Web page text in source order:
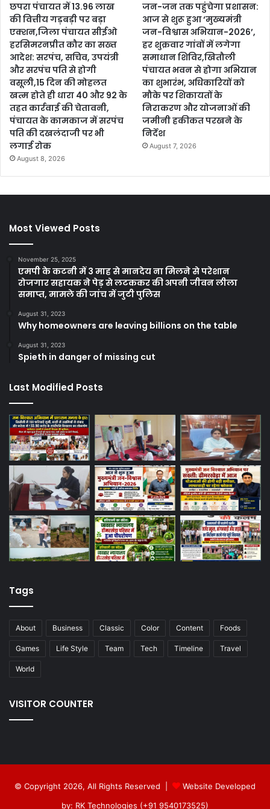
छपरा पंचायत में 13.96 लाख
की वित्तीय गड़बड़ी पर बड़ा
एक्शन,जिला पंचायत सीईओ
हरसिमरनप्रीत कौर का सख्त
आदेश: सरपंच, सचिव, उपयंत्री
और सरपंच पति से होगी
वसूली,15 दिन की मोहलत
खत्म होते ही धारा 40 और 92 के
तहत कार्रवाई की चेतावनी,
पंचायत के कामकाज में सरपंच
पति की दखलंदाजी पर भी
लगाई रोक
August 8, 2026
जन-जन तक पहुंचेगा प्रशासन:
आज से शुरू हुआ ‘मुख्यमंत्री
जन-विश्वास अभियान-2026’,
हर शुक्रवार गांवों में लगेगा
समाधान शिविर,खितौली
पंचायत भवन से होगा अभियान
का शुभारंभ, अधिकारियों को
मौके पर शिकायतों के
निराकरण और योजनाओं की
जमीनी हकीकत परखने के
निर्देश
August 7, 2026
Most Viewed Posts
November 25, 2025
एमपी के कटनी में 3 माह से मानदेय ना मिलने से परेशान
रोजगार सहायक ने पेड़ से लटककर की अपनी जीवन लीला
समाप्त, मामले की जांच में जुटी पुलिस
August 31, 2023
Why homeowners are leaving billions on the table
August 31, 2023
Spieth in danger of missing cut
Last Modified Posts
Tags
About Business Classic Color Content Foods
Games Life Style Team Tech Timeline Travel
World
VISITOR COUNTER
© Copyright 2026, All Rights Reserved |
Website Developed
by: RK Technologies (+91 9540173525)